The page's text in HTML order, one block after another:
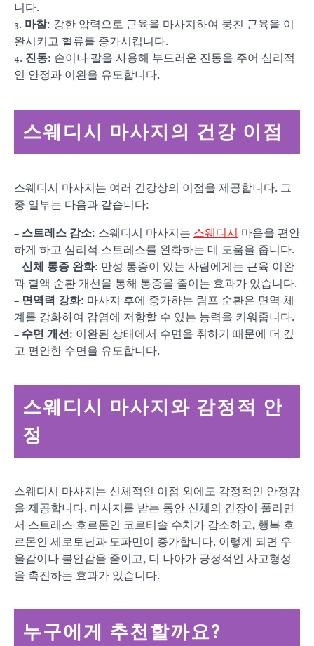
니다.
3. 마찰: 강한 압력으로 근육을 마사지하여 뭉친 근육을 이
완시키고 혈류를 증가시킵니다.
4. 진동: 손이나 팔을 사용해 부드러운 진동을 주어 심리적
인 안정과 이완을 유도합니다.
스웨디시 마사지의 건강 이점
스웨디시 마사지는 여러 건강상의 이점을 제공합니다. 그
중 일부는 다음과 같습니다:
– 스트레스 감소: 스웨디시 마사지는 스웨디시 마음을 편안
하게 하고 심리적 스트레스를 완화하는 데 도움을 줍니다.
– 신체 통증 완화: 만성 통증이 있는 사람에게는 근육 이완
과 혈액 순환 개선을 통해 통증을 줄이는 효과가 있습니다.
– 면역력 강화: 마사지 후에 증가하는 림프 순환은 면역 체
계를 강화하여 감염에 저항할 수 있는 능력을 키워줍니다.
– 수면 개선: 이완된 상태에서 수면을 취하기 때문에 더 깊
고 편안한 수면을 유도합니다.
스웨디시 마사지와 감정적 안
정
스웨디시 마사지는 신체적인 이점 외에도 감정적인 안정감
을 제공합니다. 마사지를 받는 동안 신체의 긴장이 풀리면
서 스트레스 호르몬인 코르티솔 수치가 감소하고, 행복 호
르몬인 세로토닌과 도파민이 증가합니다. 이렇게 되면 우
울감이나 불안감을 줄이고, 더 나아가 긍정적인 사고형성
을 촉진하는 효과가 있습니다.
누구에게 추천할까요?